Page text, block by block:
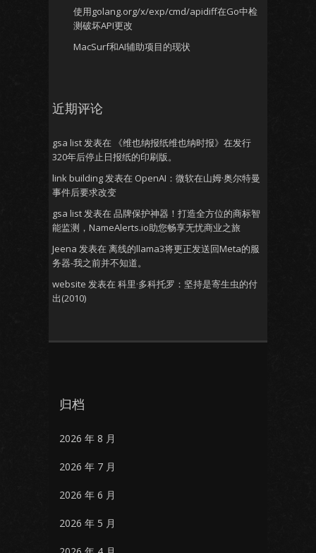
使用golang.org/x/exp/cmd/apidiff在Go中检
测破坏API更改
MacSurf和AI辅助项目的现状
近期评论
gsa list发表在
《维也纳报纸维也纳时报》在发行
320年后停止日报纸的印刷版。
link building发表在 OpenAI：微软在山姆·奥尔特曼
事件后要求改变
gsa list发表在 品牌保护神器！打造全方位的商标智
能监测，NameAlerts.io助您畅享无忧商业之旅
Jeena 发表在 离线的llama3将更正发送回Meta的服
务器-我之前并不知道。
website 发表在 科里·多科托罗：坚持是寄生虫的付
出(2010)
归档
2026 年 8 月
2026 年 7 月
2026 年 6 月
2026 年 5 月